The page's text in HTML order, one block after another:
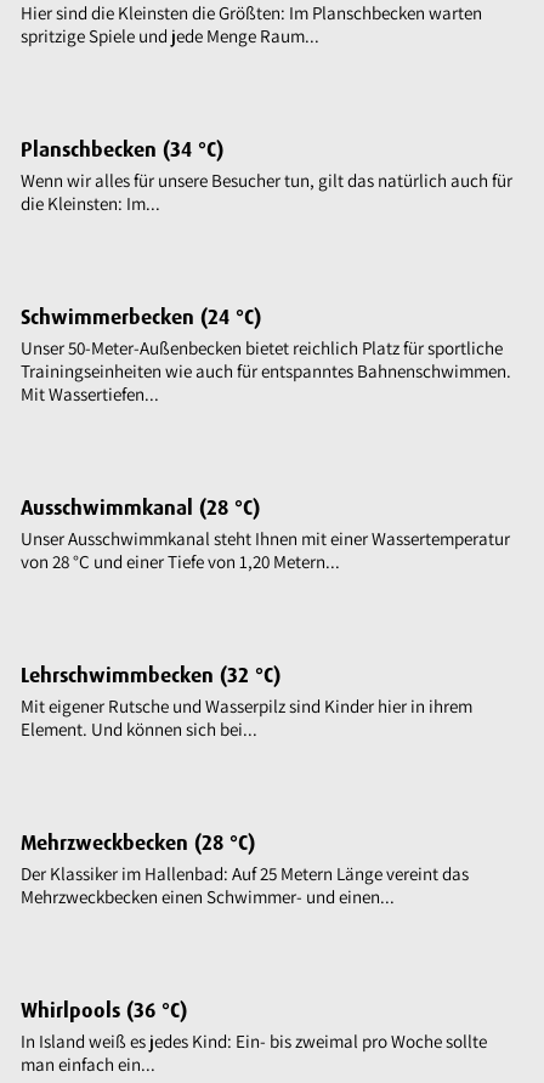
Hier sind die Kleinsten die Größten: Im Planschbecken warten
spritzige Spiele und jede Menge Raum...
Planschbecken (34 °C)
Wenn wir alles für unsere Besucher tun, gilt das natürlich auch für
die Kleinsten: Im...
Schwimmerbecken (24 °C)
Unser 50-Meter-Außenbecken bietet reichlich Platz für sportliche
Trainingseinheiten wie auch für entspanntes Bahnenschwimmen.
Mit Wassertiefen...
Ausschwimmkanal (28 °C)
Unser Ausschwimmkanal steht Ihnen mit einer Wassertemperatur
von 28 °C und einer Tiefe von 1,20 Metern...
Lehrschwimmbecken (32 °C)
Mit eigener Rutsche und Wasserpilz sind Kinder hier in ihrem
Element. Und können sich bei...
Mehrzweckbecken (28 °C)
Der Klassiker im Hallenbad: Auf 25 Metern Länge vereint das
Mehrzweckbecken einen Schwimmer- und einen...
Whirlpools (36 °C)
In Island weiß es jedes Kind: Ein- bis zweimal pro Woche sollte
man einfach ein...